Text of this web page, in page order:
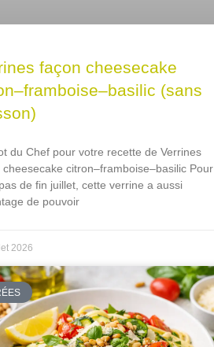
façon cheesecake
(sans
du Chef pour votre recette de Verrines
cheesecake citron–framboise–basilic Pour
de fin juillet, cette verrine a aussi
de pouvoir
2026